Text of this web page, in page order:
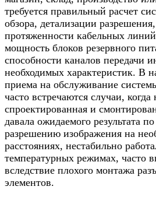
требуется правильный расчет
обзора, детализации
протяженности кабельных
мощность блоков резервного
способности каналов передачи
необходимых характеристик. В
приема на обслуживание
часто встречаются случаи,
спроектированная и
давала ожидаемого результата
разрешению изображения на
расстояниях, нестабильно
температурных режимах, часто
вследствие плохого монтажа
элементов.